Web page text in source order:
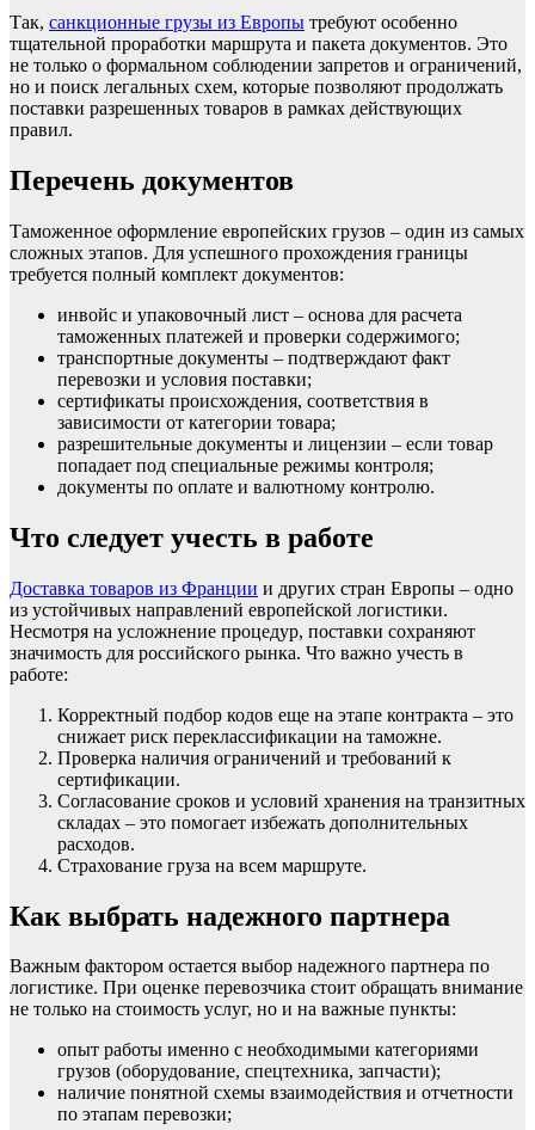
Так, санкционные грузы из Европы требуют особенно
тщательной проработки маршрута и пакета документов. Это
не только о формальном соблюдении запретов и ограничений,
но и поиск легальных схем, которые позволяют продолжать
поставки разрешенных товаров в рамках действующих
правил.
Перечень документов
Таможенное оформление европейских грузов – один из самых
сложных этапов. Для успешного прохождения границы
требуется полный комплект документов:
инвойс и упаковочный лист – основа для расчета
таможенных платежей и проверки содержимого;
транспортные документы – подтверждают факт
перевозки и условия поставки;
сертификаты происхождения, соответствия в
зависимости от категории товара;
разрешительные документы и лицензии – если товар
попадает под специальные режимы контроля;
документы по оплате и валютному контролю.
Что следует учесть в работе
Доставка товаров из Франции и других стран Европы – одно
из устойчивых направлений европейской логистики.
Несмотря на усложнение процедур, поставки сохраняют
значимость для российского рынка. Что важно учесть в
работе:
Корректный подбор кодов еще на этапе контракта – это
снижает риск переклассификации на таможне.
Проверка наличия ограничений и требований к
сертификации.
Согласование сроков и условий хранения на транзитных
складах – это помогает избежать дополнительных
расходов.
Страхование груза на всем маршруте.
Как выбрать надежного партнера
Важным фактором остается выбор надежного партнера по
логистике. При оценке перевозчика стоит обращать внимание
не только на стоимость услуг, но и на важные пункты:
опыт работы именно с необходимыми категориями
грузов (оборудование, спецтехника, запчасти);
наличие понятной схемы взаимодействия и отчетности
по этапам перевозки;